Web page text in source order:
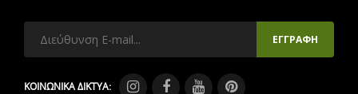
ΚΟΙΝΩΝΙΚΑ ΔΙΚΤΥΑ: